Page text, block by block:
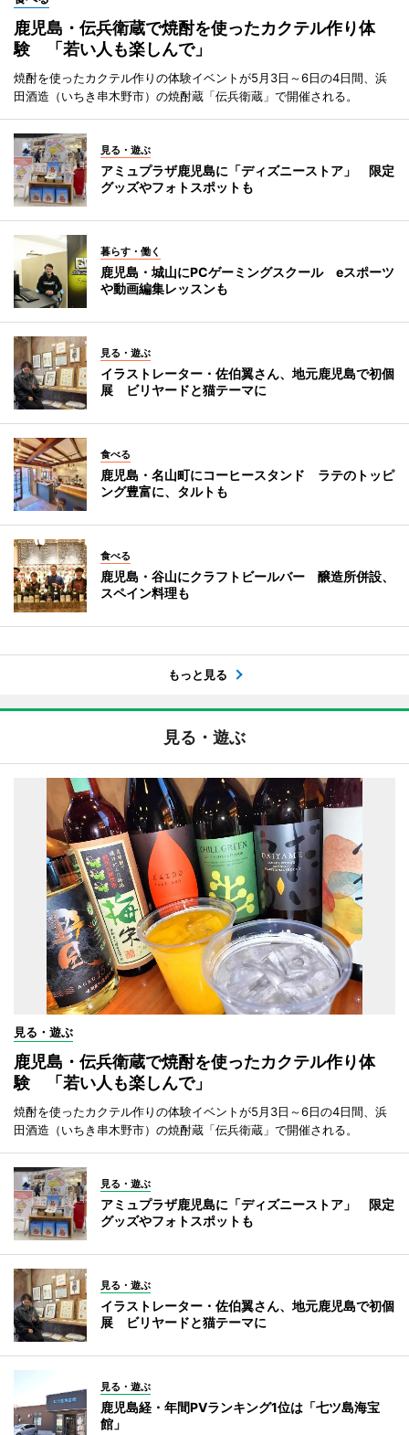
鹿児島・伝兵衛蔵で焼酎を使ったカクテル作り体
験 「若い人も楽しんで」
焼酎を使ったカクテル作りの体験イベントが5月3日～6日の4日間、浜
田酒造（いちき串木野市）の焼酎蔵「伝兵衛蔵」で開催される。
見る・遊ぶ
アミュプラザ鹿児島に「ディズニーストア」 限定
グッズやフォトスポットも
暮らす・働く
鹿児島・城山にPCゲーミングスクール eスポーツ
や動画編集レッスンも
見る・遊ぶ
イラストレーター・佐伯翼さん、地元鹿児島で初個
展 ビリヤードと猫テーマに
食べる
鹿児島・名山町にコーヒースタンド ラテのトッピ
ング豊富に、タルトも
食べる
鹿児島・谷山にクラフトビールバー 醸造所併設、
スペイン料理も
もっと見る
見る・遊ぶ
見る・遊ぶ
鹿児島・伝兵衛蔵で焼酎を使ったカクテル作り体
験 「若い人も楽しんで」
焼酎を使ったカクテル作りの体験イベントが5月3日～6日の4日間、浜
田酒造（いちき串木野市）の焼酎蔵「伝兵衛蔵」で開催される。
見る・遊ぶ
アミュプラザ鹿児島に「ディズニーストア」 限定
グッズやフォトスポットも
見る・遊ぶ
イラストレーター・佐伯翼さん、地元鹿児島で初個
展 ビリヤードと猫テーマに
見る・遊ぶ
鹿児島経・年間PVランキング1位は「七ツ島海宝
館」